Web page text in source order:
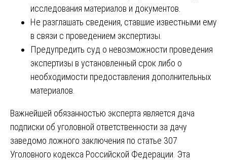
исследования материалов и документов.
Не разглашать сведения, ставшие известными ему
в связи с проведением экспертизы.
Предупредить суд о невозможности проведения
экспертизы в установленный срок либо о
необходимости предоставления дополнительных
материалов.
Важнейшей обязанностью эксперта является дача
подписки об уголовной ответственности за дачу
заведомо ложного заключения по статье 307
Уголовного кодекса Российской Федерации. Эта